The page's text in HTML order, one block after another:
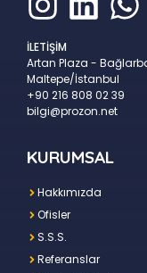
İLETİŞİM
Artan Plaza -
Maltepe/İstanbul
+90 216 808 02 39
bilgi@prozon.net
KURUMSAL
Hakkımızda
Ofisler
S.S.S.
Referanslar